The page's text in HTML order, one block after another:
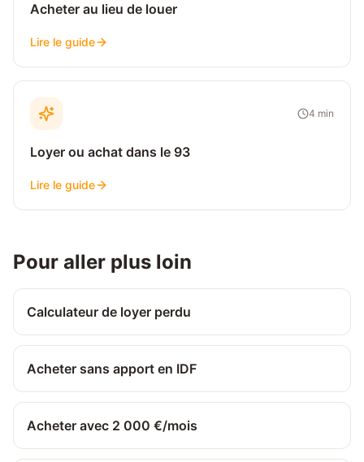
Acheter au lieu de louer
Lire le guide
4 min
Loyer ou achat dans le 93
Lire le guide
Pour aller plus loin
Calculateur de loyer perdu
Acheter sans apport en IDF
Acheter avec 2 000 €/mois